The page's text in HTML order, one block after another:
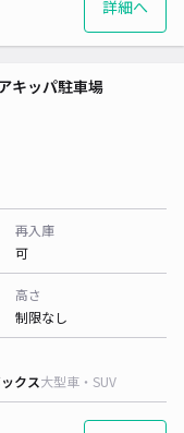
詳細へ
キッパ駐車場
再入庫
可
高さ
制限なし
クス大型車・SUV